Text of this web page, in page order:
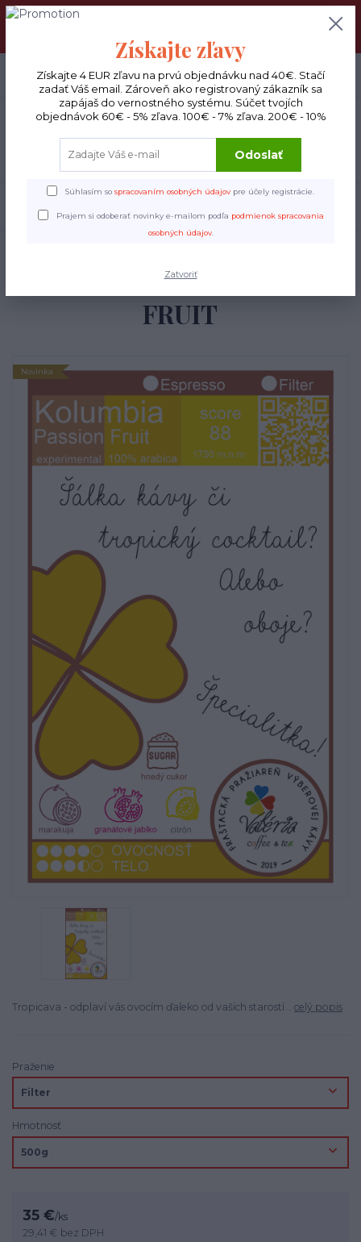
DOPRAVA ZADARMO : Od 30€ objednávky (Packeta BOX ), 50€
VERNOSTNOM PROGRAME!
Menu
EUR
KOLUMBIA - PASSION
FRUIT
Novinka
Tropicava - odplaví vás ovocím ďaleko od vašich starostí... celý popis
Praženie
Hmotnosť
35 €/ks
29,41 € bez DPH
Získajte zľavy
Získajte 4 EUR zľavu na prvú objednávku nad 40€. Stačí
zadať Váš email. Zároveň ako registrovaný zákazník sa
zapájaš do vernostného systému. Súčet tvojích
objednávok 60€ - 5% zľava. 100€ - 7% zľava. 200€ - 10%
Odoslať
Súhlasím so spracovaním osobných údajov pre účely registrácie.
Prajem si odoberať novinky e-mailom podľa podmienok spracovania
osobných údajov.
Zatvoriť